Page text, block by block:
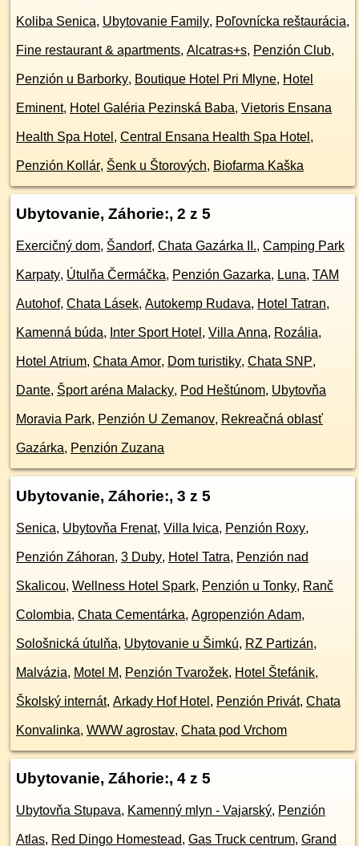
Koliba Senica, Ubytovanie Family, Poľovnícka reštaurácia,
Fine restaurant & apartments, Alcatras+s, Penzión Club,
Penzión u Barborky, Boutique Hotel Pri Mlyne, Hotel
Eminent, Hotel Galéria Pezinská Baba, Vietoris Ensana
Health Spa Hotel , Central Ensana Health Spa Hotel ,
Penzión Kollár, Šenk u Štorových, Biofarma Kaška
Ubytovanie, Záhorie:, 2 z 5
Exercičný dom, Šandorf, Chata Gazárka II., Camping Park
Karpaty, Útulňa Čermáčka, Penzión Gazarka, Luna, TAM
Autohof, Chata Lásek, Autokemp Rudava, Hotel Tatran,
Kamenná búda, Inter Sport Hotel , Villa Anna, Rozália,
Hotel Atrium, Chata Amor, Dom turistiky, Chata SNP,
Dante, Šport aréna Malacky, Pod Heštúnom, Ubytovňa
Moravia Park, Penzión U Zemanov, Rekreačná oblasť
Gazárka, Penzión Zuzana
Ubytovanie, Záhorie:, 3 z 5
Senica, Ubytovňa Frenat, Villa Ivica, Penzión Roxy,
Penzión Záhoran, 3 Duby, Hotel Tatra, Penzión nad
Skalicou, Wellness Hotel Spark, Penzión u Tonky, Ranč
Colombia, Chata Cementárka, Agropenzión Adam,
Sološnická útulňa, Ubytovanie u Šimkú, RZ Partizán,
Malvázia, Motel M, Penzión Tvarožek, Hotel Štefánik,
Školský internát, Arkady Hof Hotel , Penzión Privát, Chata
Konvalinka, WWW agrostav, Chata pod Vrchom
Ubytovanie, Záhorie:, 4 z 5
Ubytovňa Stupava, Kamenný mlyn - Vajarský, Penzión
Atlas, Red Dingo Homestead, Gas Truck centrum, Grand